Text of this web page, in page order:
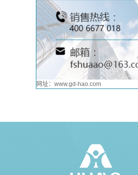
网址：www.gd-hao.com